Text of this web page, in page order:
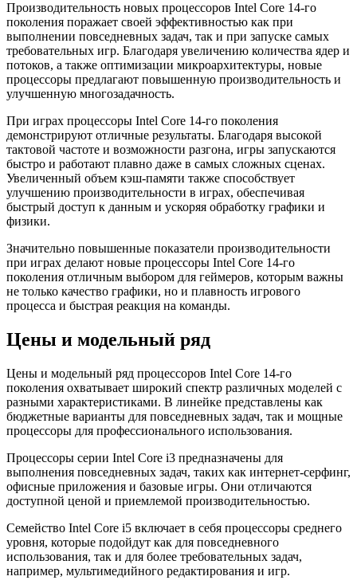
Производительность новых процессоров Intel Core 14-го
поколения поражает своей эффективностью как при
выполнении повседневных задач, так и при запуске самых
требовательных игр. Благодаря увеличению количества ядер и
потоков, а также оптимизации микроархитектуры, новые
процессоры предлагают повышенную производительность и
улучшенную многозадачность.
При играх процессоры Intel Core 14-го поколения
демонстрируют отличные результаты. Благодаря высокой
тактовой частоте и возможности разгона, игры запускаются
быстро и работают плавно даже в самых сложных сценах.
Увеличенный объем кэш-памяти также способствует
улучшению производительности в играх, обеспечивая
быстрый доступ к данным и ускоряя обработку графики и
физики.
Значительно повышенные показатели производительности
при играх делают новые процессоры Intel Core 14-го
поколения отличным выбором для геймеров, которым важны
не только качество графики, но и плавность игрового
процесса и быстрая реакция на команды.
Цены и модельный ряд
Цены и модельный ряд процессоров Intel Core 14-го
поколения охватывает широкий спектр различных моделей с
разными характеристиками. В линейке представлены как
бюджетные варианты для повседневных задач, так и мощные
процессоры для профессионального использования.
Процессоры серии Intel Core i3 предназначены для
выполнения повседневных задач, таких как интернет-серфинг,
офисные приложения и базовые игры. Они отличаются
доступной ценой и приемлемой производительностью.
Семейство Intel Core i5 включает в себя процессоры среднего
уровня, которые подойдут как для повседневного
использования, так и для более требовательных задач,
например, мультимедийного редактирования и игр.